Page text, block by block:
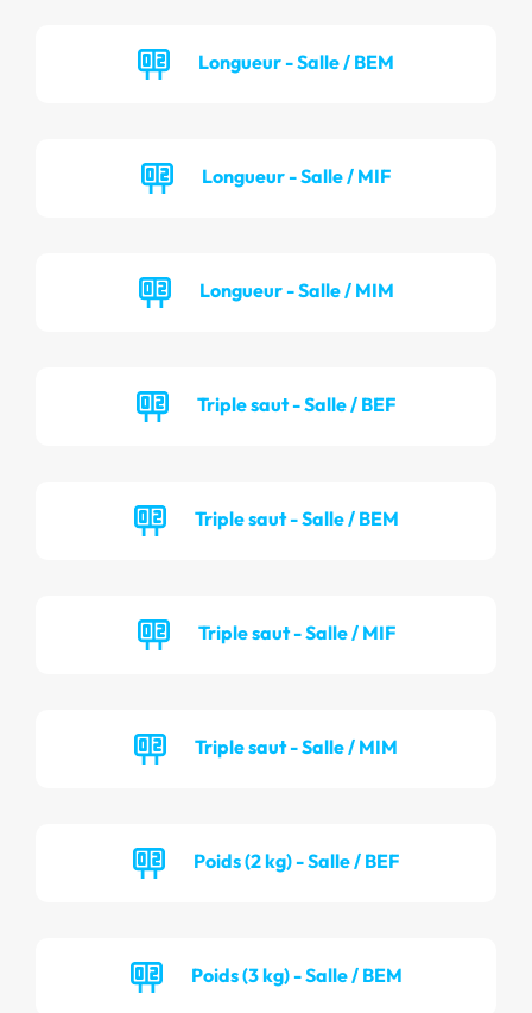
Longueur - Salle / BEM
Longueur - Salle / MIF
Longueur - Salle / MIM
Triple saut - Salle / BEF
Triple saut - Salle / BEM
Triple saut - Salle / MIF
Triple saut - Salle / MIM
Poids (2 kg) - Salle / BEF
Poids (3 kg) - Salle / BEM